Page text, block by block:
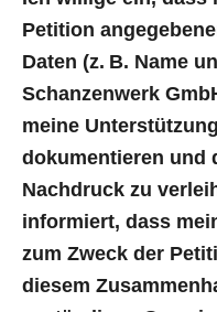
Petition
Daten (z. B. Name
Schanzenwerk
meine
dokumentieren und
Nachdruck zu
informiert, dass
zum Zweck der
diesem